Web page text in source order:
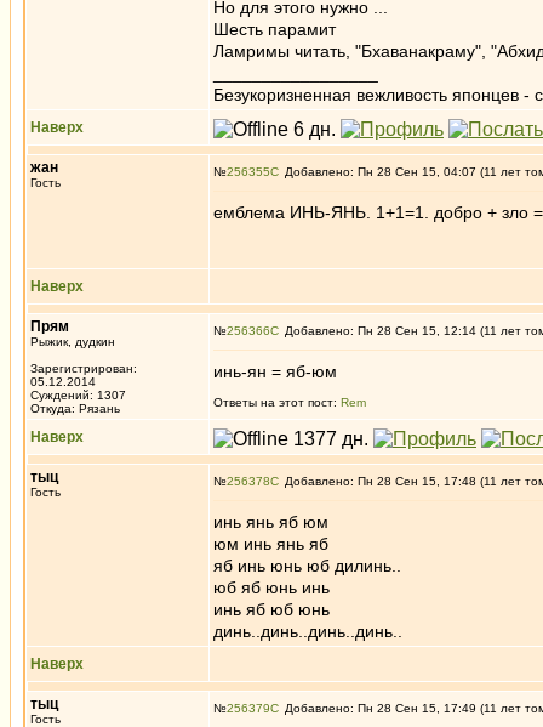
Но для этого нужно ...
Шесть парамит
Ламримы читать, "Бхаванакраму",
Безукоризненная вежливость японцев -
Наверх
жан
Гость
№256355 Добавлено: Пн 28 Сен 15, 04:07 (11 лет
емблема ИНЬ-ЯНЬ. 1+1=1. добро + зло
Наверх
Прям
Рыжик, дудкин
Зарегистрирован:
05.12.2014
Суждений: 1307
Откуда: Рязань
№256366 Добавлено: Пн 28 Сен 15, 12:14 (11 лет
инь-ян = яб-юм
Ответы на этот пост: Rem
Наверх
тыц
Гость
№256378 Добавлено: Пн 28 Сен 15, 17:48 (11 лет
инь янь яб юм
юм инь янь яб
яб инь юнь юб дилинь..
юб яб юнь инь
инь яб юб юнь
динь..динь..динь..динь..
Наверх
тыц
Гость
№256379 Добавлено: Пн 28 Сен 15, 17:49 (11 лет